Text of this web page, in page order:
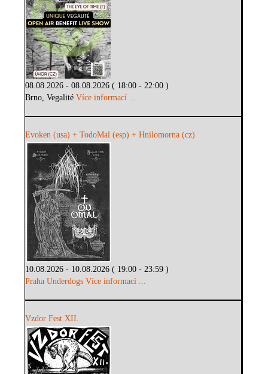
08.08.2026 - 08.08.2026 ( 18:00 - 22:00 )
Brno, VegalitéVíce informací ...
Evoken (usa) + TodoMal (esp) + Hnilomorna (cz)
10.08.2026 - 10.08.2026 ( 19:00 - 23:59 )
Praha Underdogs Více informací ...
Vzdor Fest XII.